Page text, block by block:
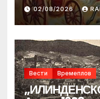
02/08/2026
Вести Времеплов